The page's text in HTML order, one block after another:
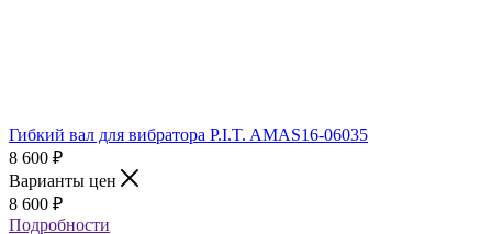
Гибкий вал для вибратора P.I.T. AMAS16-06035
8 600 ₽
Варианты цен
8 600 ₽
Подробности